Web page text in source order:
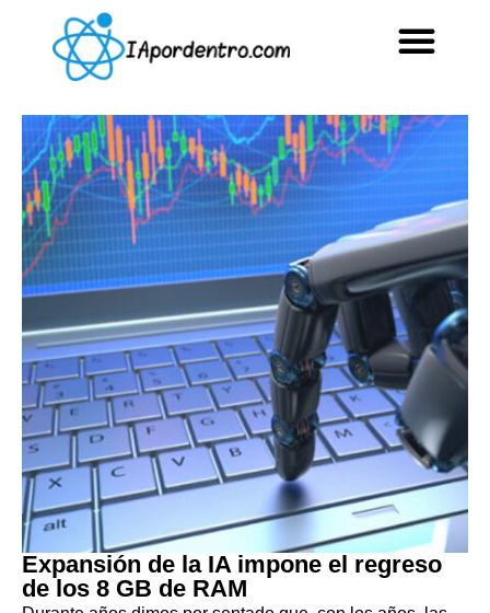
Expansión de la IA impone el regreso
de los 8 GB de RAM